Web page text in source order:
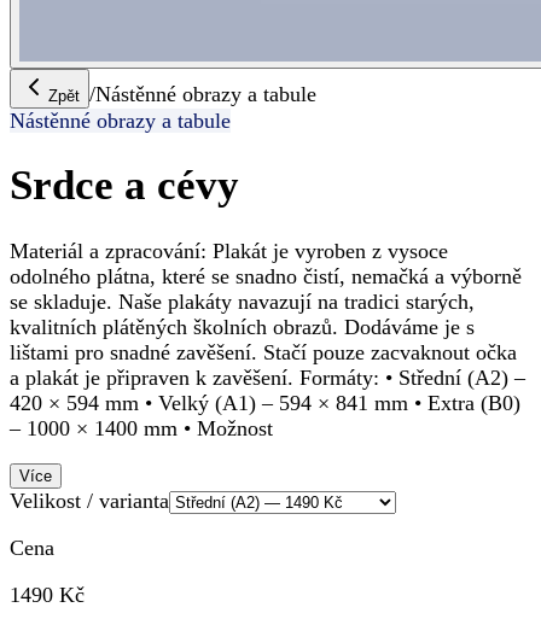
Zpět /Nástěnné obrazy a tabule
Nástěnné obrazy a tabule
Srdce a cévy
Materiál a zpracování: Plakát je vyroben z vysoce
odolného plátna, které se snadno čistí, nemačká a výborně
se skladuje. Naše plakáty navazují na tradici starých,
kvalitních plátěných školních obrazů. Dodáváme je s
lištami pro snadné zavěšení. Stačí pouze zacvaknout očka
a plakát je připraven k zavěšení. Formáty: • Střední (A2) –
420 × 594 mm • Velký (A1) – 594 × 841 mm • Extra (B0)
– 1000 × 1400 mm • Možnost
Více
Velikost / varianta
Cena
1490 Kč